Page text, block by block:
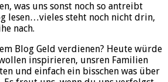
was uns sonst noch so antreibt
lesen…vieles steht noch nicht drin,
nach.
Blog Geld verdienen? Heute würde
inspirieren, unsren Familien
und einfach ein bisschen was über